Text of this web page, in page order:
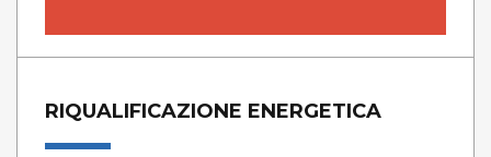
RIQUALIFICAZIONE ENERGETICA